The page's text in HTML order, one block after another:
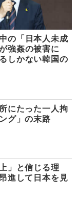
の「日本人未成
強姦の被害に
しかない韓国の
にたった一人拘
グ」の末路
」と信じる理
進して日本を見